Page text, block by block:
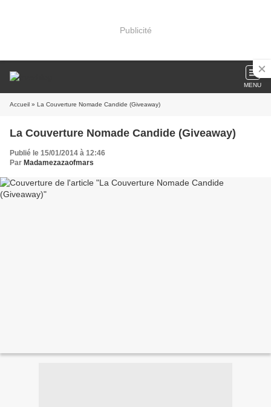
Publicité
MENU
Accueil » La Couverture Nomade Candide (Giveaway)
La Couverture Nomade Candide (Giveaway)
Publié le 15/01/2014 à 12:46
Par Madamezazaofmars